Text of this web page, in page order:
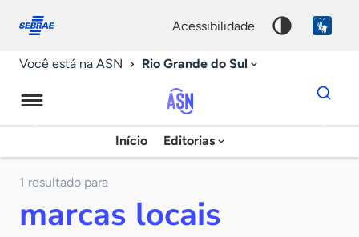
conosco
acessibilidade
Você está na ASN Rio Grande do Sul
Agência
Sebrae
Notícias
Início Editorias
Dados
para
chave
1 resultado para
marcas locais